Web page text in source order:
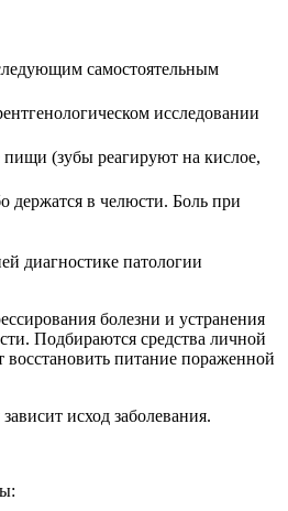
самостоятельным
исследовании
пищи (зубы реагируют на кислое,
держатся в челюсти. Боль при
диагностике патологии
болезни и устранения
Подбираются средства личной
питание пораженной
исход заболевания.